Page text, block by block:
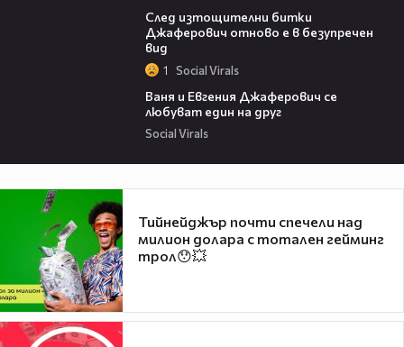
След изтощителни битки
Джаферович отново е в безупречен
вид
1 Social Virals
Ваня и Евгения Джаферович се
любуват един на друг
Social Virals
Тийнейджър почти спечели над
милион долара с тотален гейминг
трол😯💥